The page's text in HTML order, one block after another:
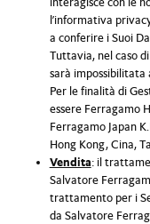
l’informativa
a conferire i Suoi
Tuttavia, nel caso
sarà
Per le finalità di
essere Ferragamo
Ferragamo Japan
Hong Kong, Cina,
Vendita: il
Salvatore
trattamento per i
da Salvatore